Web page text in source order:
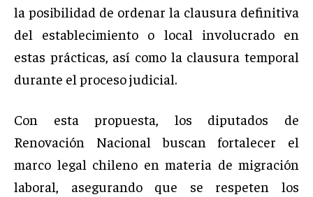
la posibilidad de ordenar la clausura definitiva
del establecimiento o local involucrado en
estas prácticas, así como la clausura temporal
durante el proceso judicial.
Con esta propuesta, los diputados de
Renovación Nacional buscan fortalecer el
marco legal chileno en materia de migración
laboral, asegurando que se respeten los